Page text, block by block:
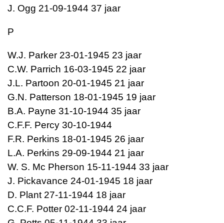
J. Ogg 21-09-1944 37 jaar
P
W.J. Parker 23-01-1945 23 jaar
C.W. Parrich 16-03-1945 22 jaar
J.L. Partoon 20-01-1945 21 jaar
G.N. Patterson 18-01-1945 19 jaar
B.A. Payne 31-10-1944 35 jaar
C.F.F. Percy 30-10-1944
F.R. Perkins 18-01-1945 26 jaar
L.A. Perkins 29-09-1944 21 jaar
W. S. Mc Pherson 15-11-1944 33 jaar
J. Pickavance 24-01-1945 18 jaar
D. Plant 27-11-1944 18 jaar
C.C.F. Potter 02-11-1944 24 jaar